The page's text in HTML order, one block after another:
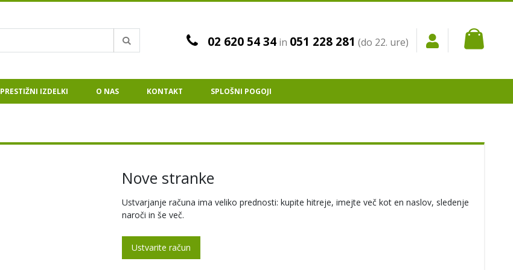
02 620 54 34 in 051 228 281 (do 22. ure)
PRESTIŽNI IZDELKI O NAS KONTAKT SPLOŠNI POGOJI
Nove stranke
Ustvarjanje računa ima veliko prednosti: kupite hitreje, imejte več kot en naslov, sledenje
naroči in še več.
Ustvarite račun